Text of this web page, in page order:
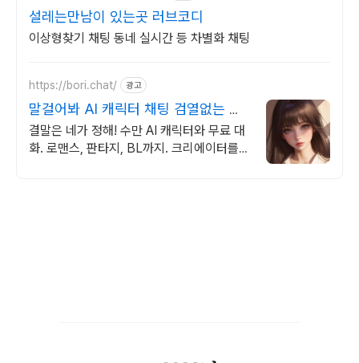
설레는만남이 있는곳 러브코디
이상형찾기 채팅 동네 실시간 등 차별화 채팅
https://bori.chat/ 광고
말걸어봐 AI 캐릭터 채팅 검열없는 자
유대화
결말은 네가 정해! 수만 AI 캐릭터와 무료 대
화. 로맨스, 판타지, BL까지. 크리에이터를